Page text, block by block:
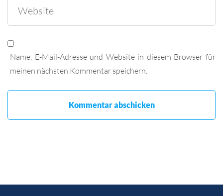
Name, E-Mail-Adresse und Website in diesem Browser für
meinen nächsten Kommentar speichern.